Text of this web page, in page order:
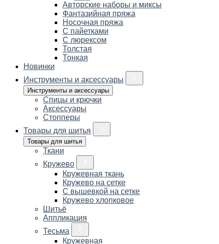
Авторские наборы и миксы
Фантазийная пряжа
Носочная пряжа
С пайетками
С люрексом
Толстая
Тонкая
Новинки
Инструменты и аксессуары
Инструменты и аксессуары
Спицы и крючки
Аксессуары
Стопперы
Товары для шитья
Товары для шитья
Ткани
Кружево
Кружевная ткань
Кружево на сетке
С вышевкой на сетке
Кружево хлопковое
Шитьё
Аппликация
Тесьма
Кружевная